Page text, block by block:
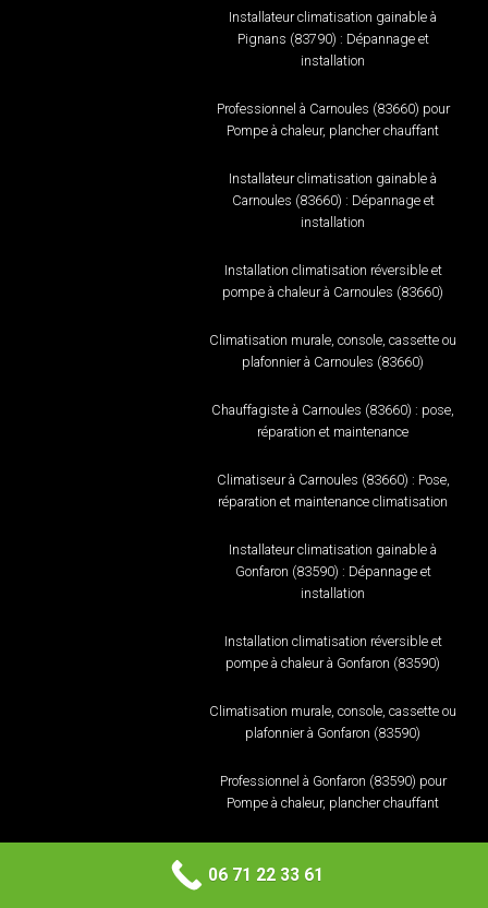
Installateur climatisation gainable à
Pignans (83790) : Dépannage et
installation
Professionnel à Carnoules (83660) pour
Pompe à chaleur, plancher chauffant
Installateur climatisation gainable à
Carnoules (83660) : Dépannage et
installation
Installation climatisation réversible et
pompe à chaleur à Carnoules (83660)
Climatisation murale, console, cassette ou
plafonnier à Carnoules (83660)
Chauffagiste à Carnoules (83660) : pose,
réparation et maintenance
Climatiseur à Carnoules (83660) : Pose,
réparation et maintenance climatisation
Installateur climatisation gainable à
Gonfaron (83590) : Dépannage et
installation
Installation climatisation réversible et
pompe à chaleur à Gonfaron (83590)
Climatisation murale, console, cassette ou
plafonnier à Gonfaron (83590)
Professionnel à Gonfaron (83590) pour
Pompe à chaleur, plancher chauffant
réparation et maintenance
06 71 22 33 61